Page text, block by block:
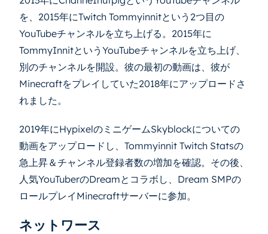
を、2015年にTwitch Tommyinnitという2つ目の
YouTubeチャンネルを立ち上げる。2015年に
TommyInnitというYouTubeチャンネルを立ち上げ、
別のチャンネルを開設。彼の最初の動画は、彼が
Minecraftをプレイしていた2018年にアップロードさ
れました。
2019年にHypixelのミニゲームSkyblockについての
動画をアップロードし、Tommyinnit Twitch Statsの
急上昇＆チャンネル登録者数の増加を確認。その後、
人気YouTuberのDreamとコラボし、Dream SMPの
ロールプレイMinecraftサーバーに参加。
ネットワース